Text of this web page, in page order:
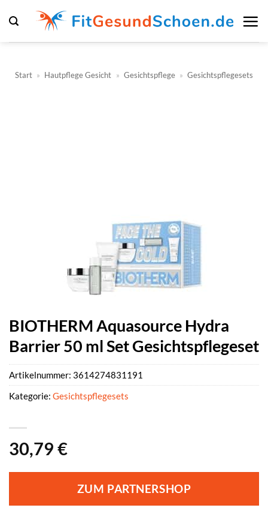
Inhalt
springen
Start » Hautpflege Gesicht » Gesichtspflege » Gesichtspflegesets
BIOTHERM Aquasource Hydra
Barrier 50 ml Set Gesichtspflegeset
30,79 €
ZUM PARTNERSHOP
Artikelnummer: 3614274831191
Kategorie: Gesichtspflegesets